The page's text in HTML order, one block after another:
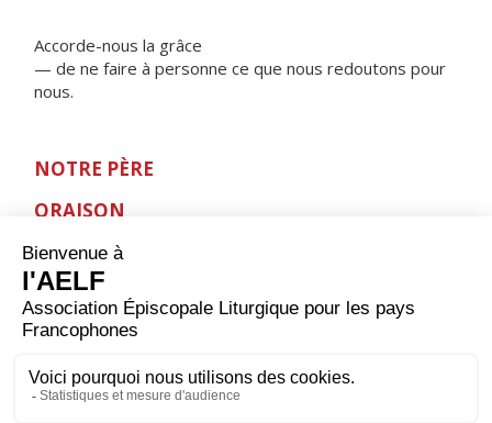
Accorde-nous la grâce
— de ne faire à personne ce que nous redoutons pour
nous.
NOTRE PÈRE
ORAISON
nous en disciples de la lumière et en artisans de la
vérité ; puisque en naissant de toi nous sommes
devenus des fils de lumière, fais que nous sachions te
rendre témoignage devant les hommes. Par Jésus
avec toi et le Saint-Esprit, maintenant et pour les
siècles des siècles. Amen.